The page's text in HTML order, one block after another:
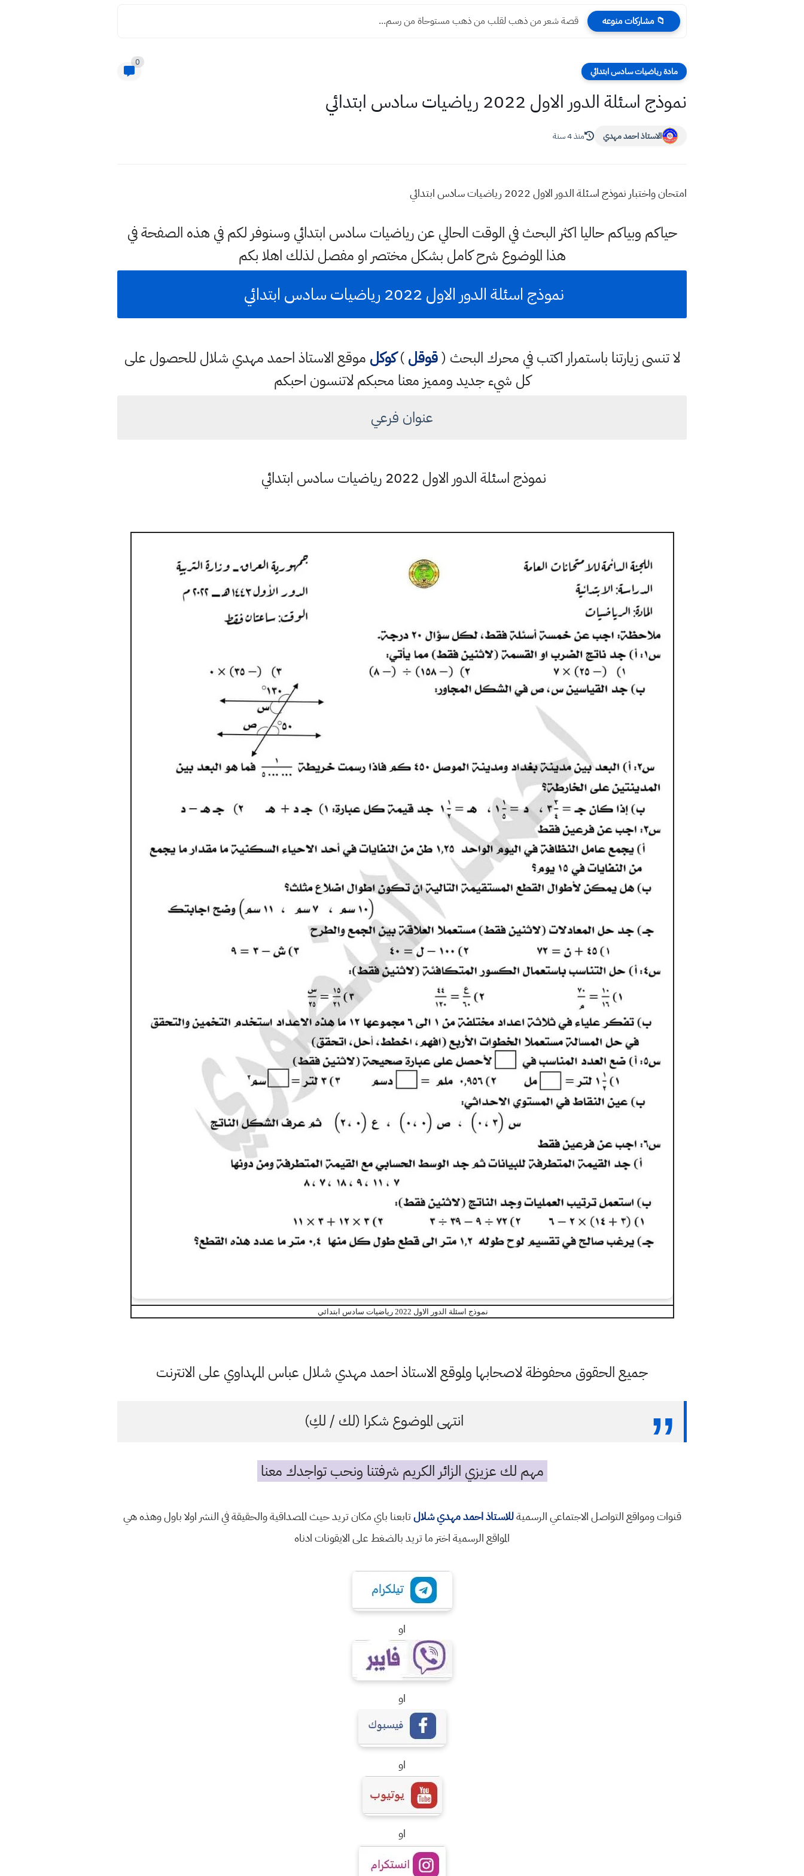
📁 مشاركات منوعه قصة شعر من ذهب لقلب من ذهب مستوحاة من رسم...
مادة رياضيات سادس ابتدائي
0
نموذج اسئلة الدور الاول 2022 رياضيات سادس ابتدائي
الاستاذ احمد مهدي منذ 4 سنة
امتحان واختبار نموذج اسئلة الدور الاول 2022 رياضيات سادس ابتدائي
حياكم وبياكم حاليا اكثر البحث في الوقت الحالي عن رياضيات سادس ابتدائي وسنوفر لكم في هذه الصفحة في
هذا الموضوع شرح كامل بشكل مختصر او مفصل لذلك اهلا بكم
نموذج اسئلة الدور الاول 2022 رياضيات سادس ابتدائي
لا تنسى زيارتنا باستمرار اكتب في محرك البحث (قوقل)كوكل موقع الاستاذ احمد مهدي شلال للحصول على
كل شيء جديد ومميز معنا محبكم لاتنسون احبكم
عنوان فرعي
نموذج اسئلة الدور الاول 2022 رياضيات سادس ابتدائي
نموذج اسئلة الدور الاول 2022 رياضيات سادس ابتدائي
جميع الحقوق محفوظة لاصحابها ولموقع الاستاذ احمد مهدي شلال عباس المهداوي على الانترنت
انتهى الموضوع شكرا (لك / لكِ)
مهم لك عزيزي الزائر الكريم شرفتنا ونحب تواجدك معنا
قنوات ومواقع التواصل الاجتماعي الرسميةللاستاذ احمد مهدي شلالتابعنا باي مكان تريد حيث المصداقية والحقيقة في النشر اولا باول وهذه هي
المواقع الرسمية اختر ما تريد بالضغط على الايقونات ادناه
او
او
او
او